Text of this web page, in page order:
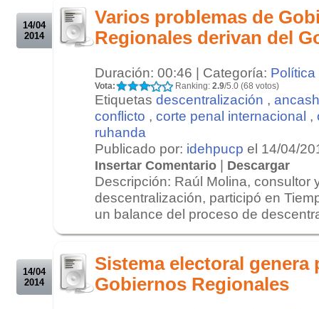
14/04
2014
Varios problemas de
Regionales derivan del
Duración: 00:46 | Categoría: Política
Vota: Ranking: 2.9/5.0 (68 votos)
Etiquetas descentralización , ancash
conflicto , corte penal internacional ,
ruhanda
Publicado por: idehpucp el 14/04/
Insertar Comentario | Descargar
Descripción: Raúl Molina, consultor
descentralización, participó en
un balance del proceso de
14/04
2014
Sistema electoral genera
Gobiernos Regionales